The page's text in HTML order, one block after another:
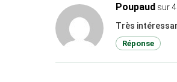
Poupaud sur
Très
Réponse